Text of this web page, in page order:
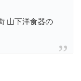
山下洋食器の